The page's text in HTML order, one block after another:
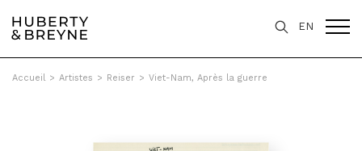
EN
Accueil > Artistes > Reiser > Viet-Nam, Après la guerre